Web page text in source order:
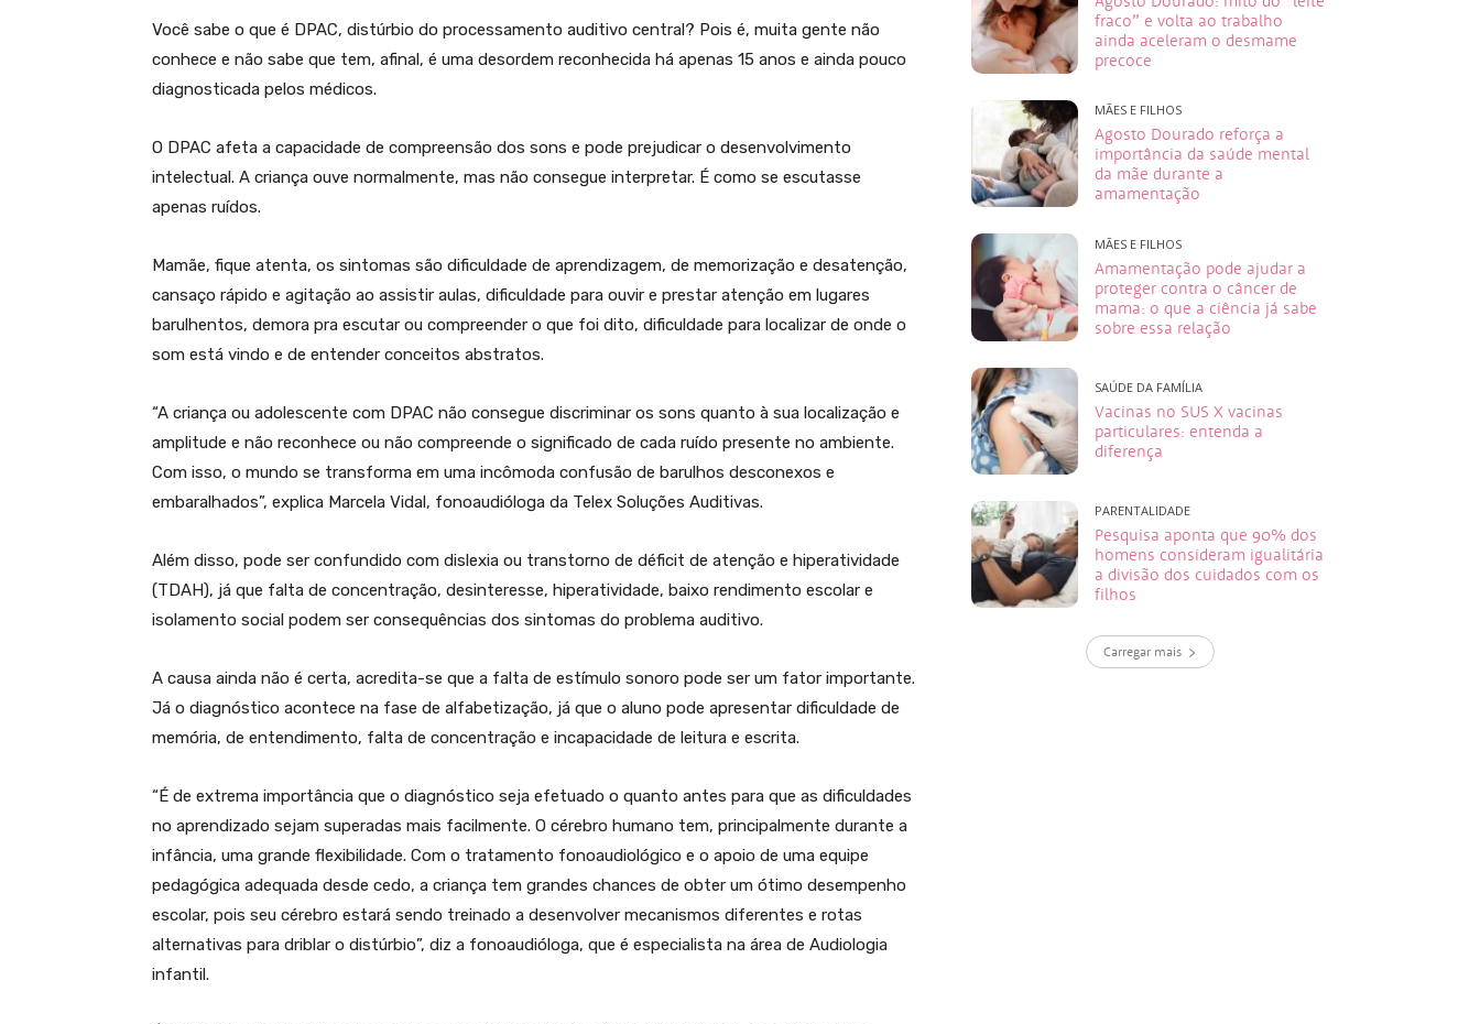
Você sabe o que é DPAC, distúrbio do processamento auditivo central? Pois é, muita gente não
conhece e não sabe que tem, afinal, é uma desordem reconhecida há apenas 15 anos e ainda pouco
diagnosticada pelos médicos.
O DPAC afeta a capacidade de compreensão dos sons e pode prejudicar o desenvolvimento
intelectual. A criança ouve normalmente, mas não consegue interpretar. É como se escutasse
apenas ruídos.
Mamãe, fique atenta, os sintomas são dificuldade de aprendizagem, de memorização e desatenção,
cansaço rápido e agitação ao assistir aulas, dificuldade para ouvir e prestar atenção em lugares
barulhentos, demora pra escutar ou compreender o que foi dito, dificuldade para localizar de onde o
som está vindo e de entender conceitos abstratos.
“A criança ou adolescente com DPAC não consegue discriminar os sons quanto à sua localização e
amplitude e não reconhece ou não compreende o significado de cada ruído presente no ambiente.
Com isso, o mundo se transforma em uma incômoda confusão de barulhos desconexos e
embaralhados”, explica Marcela Vidal, fonoaudióloga da Telex Soluções Auditivas.
Além disso, pode ser confundido com dislexia ou transtorno de déficit de atenção e hiperatividade
(TDAH), já que falta de concentração, desinteresse, hiperatividade, baixo rendimento escolar e
isolamento social podem ser consequências dos sintomas do problema auditivo.
A causa ainda não é certa, acredita-se que a falta de estímulo sonoro pode ser um fator importante.
Já o diagnóstico acontece na fase de alfabetização, já que o aluno pode apresentar dificuldade de
memória, de entendimento, falta de concentração e incapacidade de leitura e escrita.
“É de extrema importância que o diagnóstico seja efetuado o quanto antes para que as dificuldades
no aprendizado sejam superadas mais facilmente. O cérebro humano tem, principalmente durante a
infância, uma grande flexibilidade. Com o tratamento fonoaudiológico e o apoio de uma equipe
pedagógica adequada desde cedo, a criança tem grandes chances de obter um ótimo desempenho
escolar, pois seu cérebro estará sendo treinado a desenvolver mecanismos diferentes e rotas
alternativas para driblar o distúrbio”, diz a fonoaudióloga, que é especialista na área de Audiologia
infantil.
fraco” e volta ao trabalho
ainda aceleram o desmame
precoce
MÃES E FILHOS
Agosto Dourado reforça a
importância da saúde mental
da mãe durante a
amamentação
MÃES E FILHOS
Amamentação pode ajudar a
proteger contra o câncer de
mama: o que a ciência já sabe
sobre essa relação
SAÚDE DA FAMÍLIA
Vacinas no SUS X vacinas
particulares: entenda a
diferença
PARENTALIDADE
Pesquisa aponta que 90% dos
homens consideram igualitária
a divisão dos cuidados com os
filhos
Carregar mais